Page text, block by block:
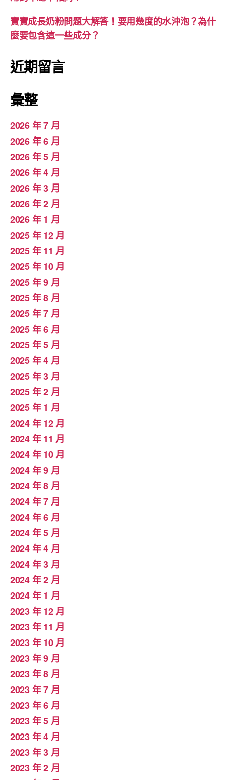
寶寶成長奶粉問題大解答！要用幾度的水沖泡？為什
麼要包含這一些成分？
近期留言
彙整
2026 年 7 月
2026 年 6 月
2026 年 5 月
2026 年 4 月
2026 年 3 月
2026 年 2 月
2026 年 1 月
2025 年 12 月
2025 年 11 月
2025 年 10 月
2025 年 9 月
2025 年 8 月
2025 年 7 月
2025 年 6 月
2025 年 5 月
2025 年 4 月
2025 年 3 月
2025 年 2 月
2025 年 1 月
2024 年 12 月
2024 年 11 月
2024 年 10 月
2024 年 9 月
2024 年 8 月
2024 年 7 月
2024 年 6 月
2024 年 5 月
2024 年 4 月
2024 年 3 月
2024 年 2 月
2024 年 1 月
2023 年 12 月
2023 年 11 月
2023 年 10 月
2023 年 9 月
2023 年 8 月
2023 年 7 月
2023 年 6 月
2023 年 5 月
2023 年 4 月
2023 年 3 月
2023 年 2 月